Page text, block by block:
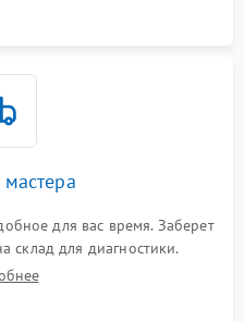
для вас время. Заберет
склад для диагностики.